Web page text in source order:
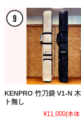
KENPRO 竹刀袋 V1-N
ト無し
¥11,000(本